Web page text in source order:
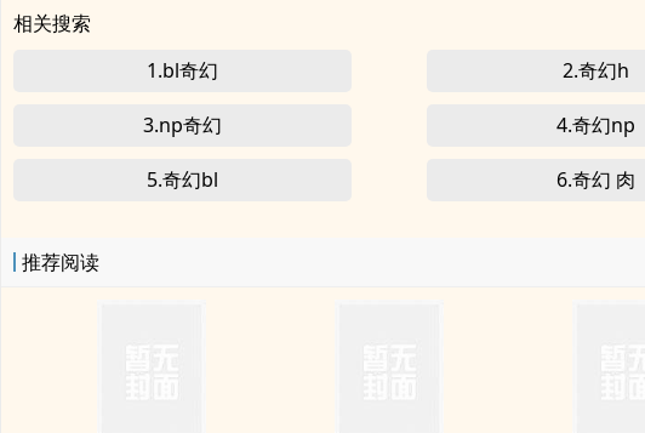
相关搜索
1.bl奇幻
2.奇幻h
3.np奇幻 4.奇幻np
5.奇幻bl 6.奇幻 肉
推荐阅读